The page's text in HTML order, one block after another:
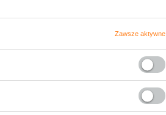
Zawsze aktywne